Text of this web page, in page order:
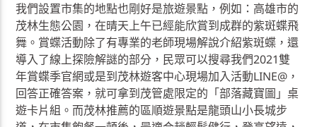
我們設置市集的地點也剛好是旅遊景點，例如：高雄市的
茂林生態公園，在晴天上午已經能欣賞到成群的紫斑蝶飛
舞。賞蝶活動除了有專業的老師現場解說介紹紫斑蝶，還
導入了線上探險解謎的部分，民眾可以搜尋我們2021雙
年賞蝶季官網或是到茂林遊客中心現場加入活動LINE@，
回答正確答案，就可拿到茂管處限定的「部落藏寶圖」桌
遊卡片組。而茂林推薦的區順遊景點是龍頭山小長城步